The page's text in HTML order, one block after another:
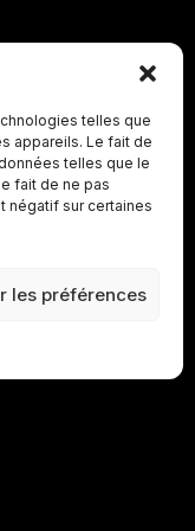
telles que
appareils. Le fait de
telles que le
fait de ne pas
négatif sur certaines
les préférences